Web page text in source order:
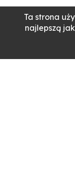
Ta strona
najlepszą